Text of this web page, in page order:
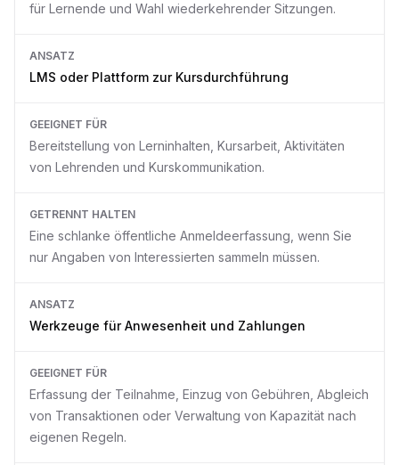
für Lernende und Wahl wiederkehrender Sitzungen.
ANSATZ
LMS oder Plattform zur Kursdurchführung
GEEIGNET FÜR
Bereitstellung von Lerninhalten, Kursarbeit, Aktivitäten
von Lehrenden und Kurskommunikation.
GETRENNT HALTEN
Eine schlanke öffentliche Anmeldeerfassung, wenn Sie
nur Angaben von Interessierten sammeln müssen.
ANSATZ
Werkzeuge für Anwesenheit und Zahlungen
GEEIGNET FÜR
Erfassung der Teilnahme, Einzug von Gebühren, Abgleich
von Transaktionen oder Verwaltung von Kapazität nach
eigenen Regeln.